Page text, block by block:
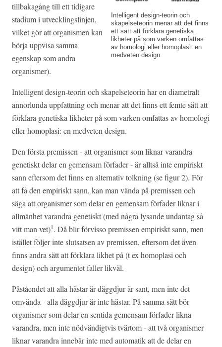
Intelligent design-teorin och
skapelseteorin menar att det finns
ett sätt att förklara genetiska
likheter på som varken omfattas
av homologi eller homoplasi: en
medveten design.
tillbakagång till ett tidigare
stadium i utvecklingslinjen,
vilket gör att organismen kan
börja uppvisa samma
egenskap som andra
organismer).
Intelligent design-teorin och skapelseteorin har en diametralt
annorlunda uppfattning och menar att det finns ett femte sätt att
förklara genetiska likheter på som varken omfattas av homologi
eller homoplasi: en medveten design.
Den första premissen - att organismer som liknar varandra
genetiskt delar en gemensam förfader - är alltså inte empiriskt
sann eftersom det finns en alternativ tolkning (se figur 2). För
att få den empiriskt sann, kan man vända på premissen och
säga att organismer som delar en gemensam förfader liknar i
allmänhet varandra genetiskt (med några lysande undantag så
vitt man vet)1. Då blir förvisso premissen empiriskt sann, men
istället följer inte slutsatsen av premissen, eftersom det även
finns andra sätt att förklara likhet på (t ex homoplasi och
design) och argumentet faller likväl.
Påståendet att alla hästar är däggdjur är sant, men inte det
omvända - alla däggdjur är inte hästar. På samma sätt bör
organismer som delar en sentida gemensam förfader likna
varandra, men inte nödvändigtvis tvärtom - att två organismer
liknar varandra innebär inte med automatik att de delar en